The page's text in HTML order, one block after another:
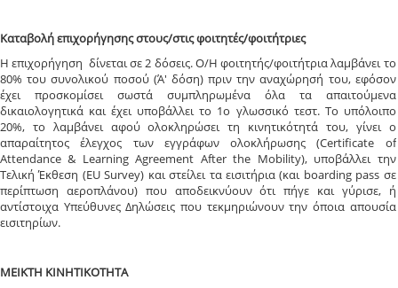
Καταβολή επιχορήγησης στους/στις φοιτητές/φοιτήτριες
Η επιχορήγηση δίνεται σε 2 δόσεις. Ο/Η φοιτητής/φοιτήτρια λαμβάνει το
80% του συνολικού ποσού (Ά' δόση) πριν την αναχώρησή του, εφόσον
έχει προσκομίσει σωστά συμπληρωμένα όλα τα απαιτούμενα
δικαιολογητικά και έχει υποβάλλει το 1ο γλωσσικό τεστ. Το υπόλοιπο
20%, το λαμβάνει αφού ολοκληρώσει τη κινητικότητά του, γίνει ο
απαραίτητος έλεγχος των εγγράφων ολοκλήρωσης (Certificate of
Attendance & Learning Agreement After the Mobility), υποβάλλει την
Τελική Έκθεση (EU Survey) και στείλει τα εισιτήρια (και boarding pass σε
περίπτωση αεροπλάνου) που αποδεικνύουν ότι πήγε και γύρισε, ή
αντίστοιχα Υπεύθυνες Δηλώσεις που τεκμηριώνουν την όποια απουσία
εισιτηρίων.
ΜΕΙΚΤΗ ΚΙΝΗΤΙΚΟΤΗΤΑ